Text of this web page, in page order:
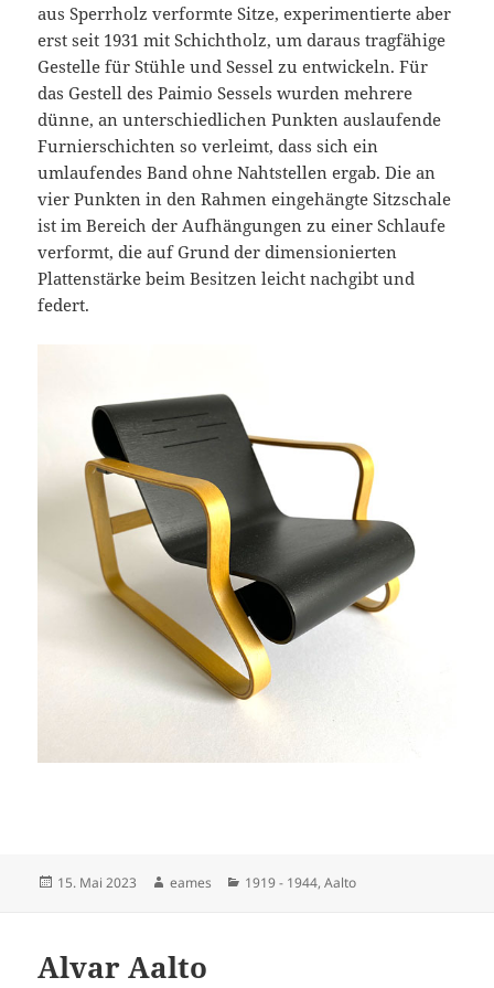
aus Sperrholz verformte Sitze, experimentierte aber
erst seit 1931 mit Schichtholz, um daraus tragfähige
Gestelle für Stühle und Sessel zu entwickeln. Für
das Gestell des Paimio Sessels wurden mehrere
dünne, an unterschiedlichen Punkten auslaufende
Furnierschichten so verleimt, dass sich ein
umlaufendes Band ohne Nahtstellen ergab. Die an
vier Punkten in den Rahmen eingehängte Sitzschale
ist im Bereich der Aufhängungen zu einer Schlaufe
verformt, die auf Grund der dimensionierten
Plattenstärke beim Besitzen leicht nachgibt und
federt.
Veröffentlicht
15. Mai 2023 Autor
eames Kategorien
1919 - 1944,Aalto
Alvar Aalto